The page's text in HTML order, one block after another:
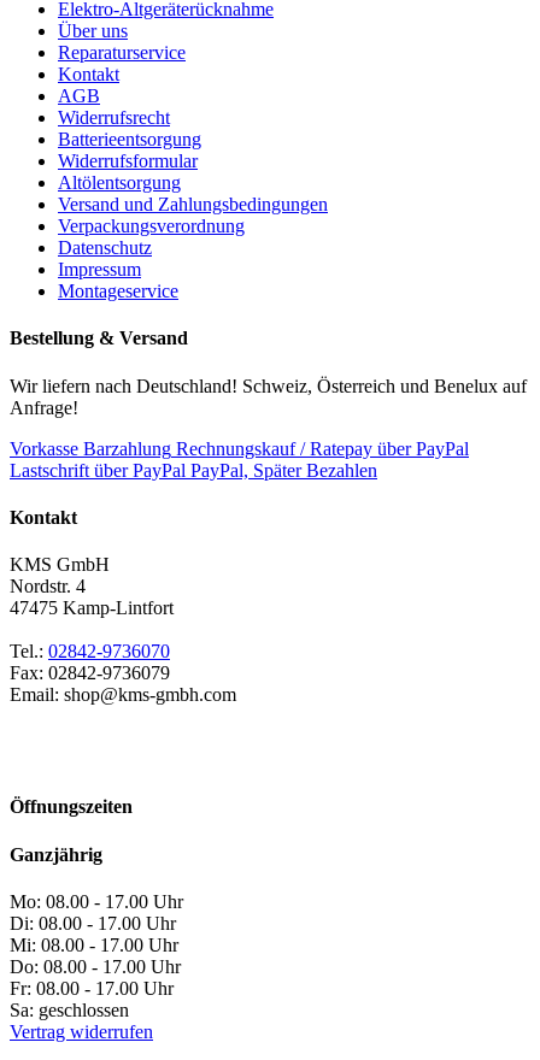
Elektro-Altgeräterücknahme
Über uns
Reparaturservice
Kontakt
AGB
Widerrufsrecht
Batterieentsorgung
Widerrufsformular
Altölentsorgung
Versand und Zahlungsbedingungen
Verpackungsverordnung
Datenschutz
Impressum
Montageservice
Bestellung & Versand
Wir liefern nach Deutschland! Schweiz, Österreich und Benelux auf
Anfrage!
Vorkasse Barzahlung Rechnungskauf / Ratepay über PayPal
Lastschrift über PayPal PayPal, Später Bezahlen
Kontakt
KMS GmbH
Nordstr. 4
47475 Kamp-Lintfort
Tel.: 02842-9736070
Fax: 02842-9736079
Email: shop
Öffnungszeiten
Ganzjährig
Mo: 08.00 - 17.00 Uhr
Di: 08.00 - 17.00 Uhr
Mi: 08.00 - 17.00 Uhr
Do: 08.00 - 17.00 Uhr
Fr: 08.00 - 17.00 Uhr
Sa: geschlossen
Vertrag widerrufen